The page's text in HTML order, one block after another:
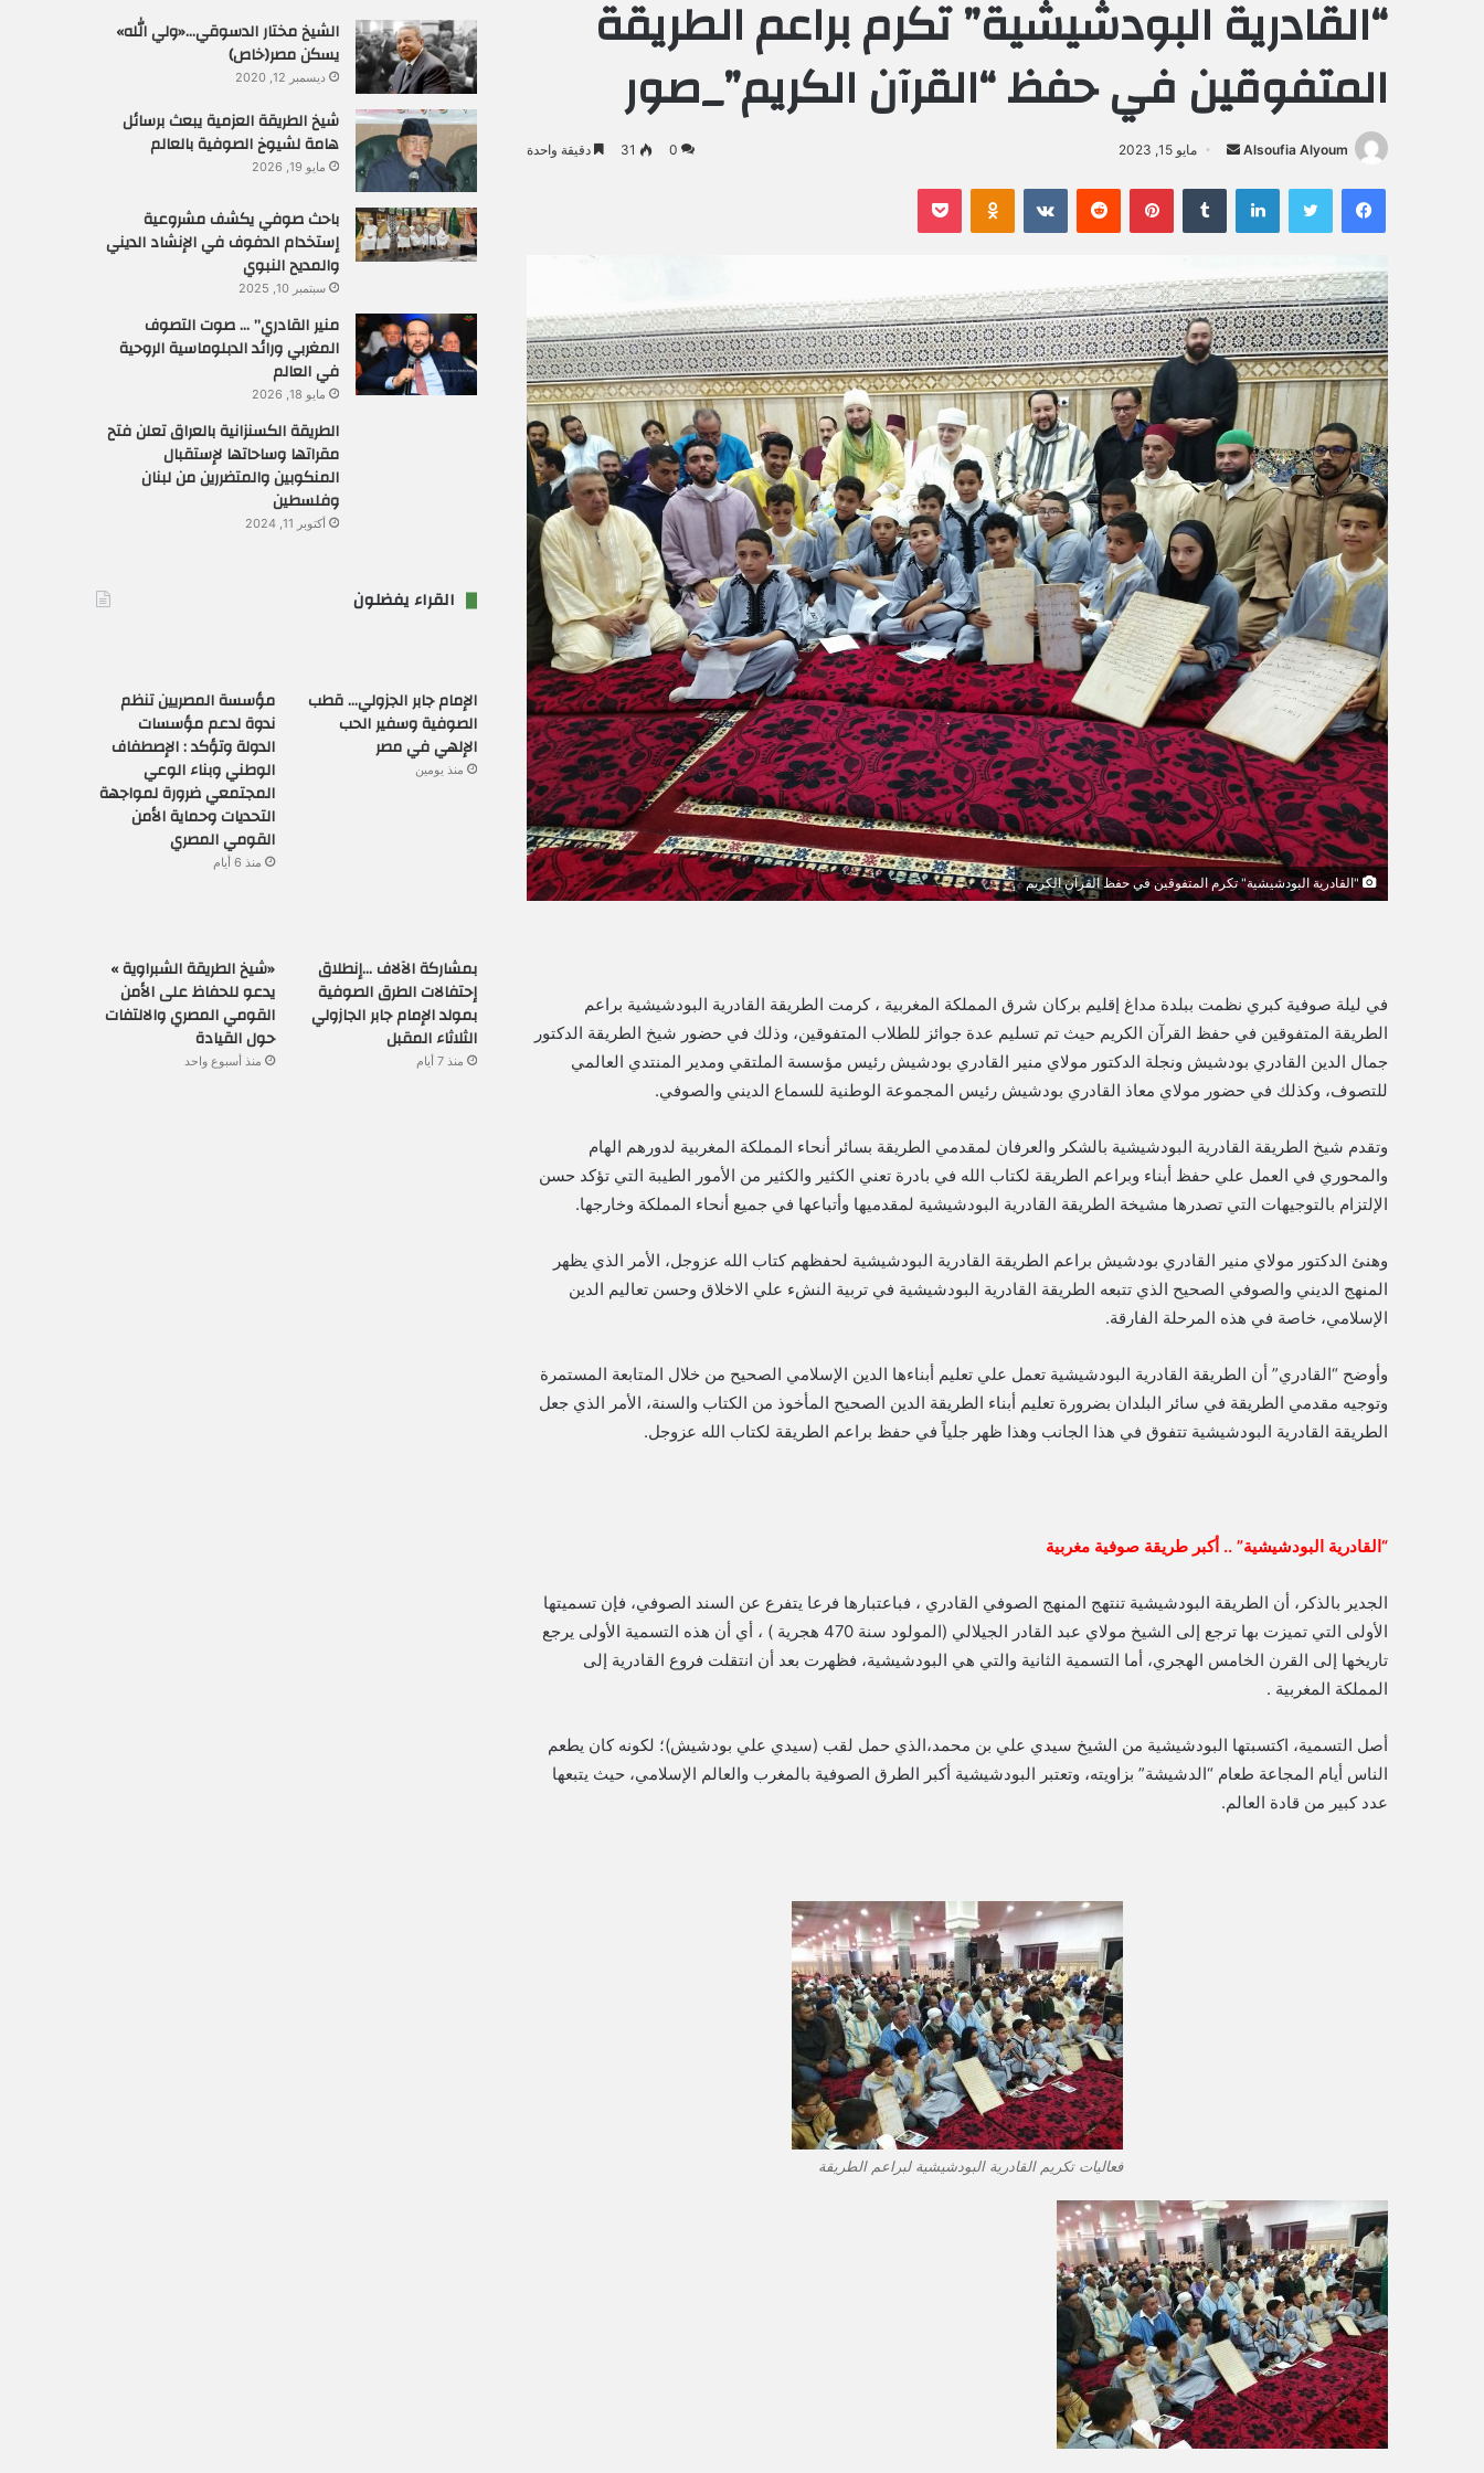
“القادرية البودشيشية” تكرم براعم الطريقة
المتفوقين في حفظ “القرآن الكريم”_صور
Alsoufia Alyoum
ل
ر
ي
د
ا
ك
ت
ر
و
ن
ي
ا
مايو 15, 2023 0
31 دقيقة واحدة
فيسبوك لينكدإن بينتيريست
"القادرية البودشيشية" تكرم المتفوقين في حفظ القرآن الكريم
في ليلة صوفية كبري نظمت ببلدة مداغ إقليم بركان شرق المملكة المغربية ، كرمت الطريقة القادرية البودشيشية براعم
الطريقة المتفوقين في حفظ القرآن الكريم حيث تم تسليم عدة جوائز للطلاب المتفوقين، وذلك في حضور شيخ الطريقة الدكتور
جمال الدين القادري بودشيش ونجلة الدكتور مولاي منير القادري بودشيش رئيس مؤسسة الملتقي ومدير المنتدي العالمي
للتصوف، وكذلك في حضور مولاي معاذ القادري بودشيش رئيس المجموعة الوطنية للسماع الديني والصوفي.
وتقدم شيخ الطريقة القادرية البودشيشية بالشكر والعرفان لمقدمي الطريقة بسائر أنحاء المملكة المغربية لدورهم الهام
والمحوري في العمل علي حفظ أبناء وبراعم الطريقة لكتاب الله في بادرة تعني الكثير والكثير من الأمور الطيبة التي تؤكد حسن
الإلتزام بالتوجيهات التي تصدرها مشيخة الطريقة القادرية البودشيشية لمقدميها وأتباعها في جميع أنحاء المملكة وخارجها.
وهنئ الدكتور مولاي منير القادري بودشيش براعم الطريقة القادرية البودشيشية لحفظهم كتاب الله عزوجل، الأمر الذي يظهر
المنهج الديني والصوفي الصحيح الذي تتبعه الطريقة القادرية البودشيشية في تربية النشء علي الاخلاق وحسن تعاليم الدين
الإسلامي، خاصة في هذه المرحلة الفارقة.
وأوضح “القادري” أن الطريقة القادرية البودشيشية تعمل علي تعليم أبناءها الدين الإسلامي الصحيح من خلال المتابعة المستمرة
وتوجيه مقدمي الطريقة في سائر البلدان بضرورة تعليم أبناء الطريقة الدين الصحيح المأخوذ من الكتاب والسنة، الأمر الذي جعل
الطريقة القادرية البودشيشية تتفوق في هذا الجانب وهذا ظهر جلياً في حفظ براعم الطريقة لكتاب الله عزوجل.
“القادرية البودشيشية” .. أكبر طريقة صوفية مغربية
الجدير بالذكر، أن الطريقة البودشيشية تنتهج المنهج الصوفي القادري ، فباعتبارها فرعا يتفرع عن السند الصوفي، فإن تسميتها
الأولى التي تميزت بها ترجع إلى الشيخ مولاي عبد القادر الجيلالي (المولود سنة 470 هجرية ) ، أي أن هذه التسمية الأولى يرجع
تاريخها إلى القرن الخامس الهجري، أما التسمية الثانية والتي هي البودشيشية، فظهرت بعد أن انتقلت فروع القادرية إلى
المملكة المغربية .
أصل التسمية، اكتسبتها البودشيشية من الشيخ سيدي علي بن محمد،الذي حمل لقب (سيدي علي بودشيش)؛ لكونه كان يطعم
الناس أيام المجاعة طعام “الدشيشة” بزاويته، وتعتبر البودشيشية أكبر الطرق الصوفية بالمغرب والعالم الإسلامي، حيث يتبعها
عدد كبير من قادة العالم.
فعاليات تكريم القادرية البودشيشية لبراعم الطريقة
الشيخ مختار الدسوقي…«ولي الله»
يسكن مصر(خاص)
ديسمبر 12, 2020
شيخ الطريقة العزمية يبعث برسائل
هامة لشيوخ الصوفية بالعالم
مايو 19, 2026
باحث صوفي يكشف مشروعية
إستخدام الدفوف في الإنشاد الديني
والمديح النبوي
سبتمبر 10, 2025
منير القادري” … صوت التصوف
المغربي ورائد الدبلوماسية الروحية
في العالم
مايو 18, 2026
الطريقة الكسنزانية بالعراق تعلن فتح
مقراتها وساحاتها لإستقبال
المنكوبين والمتضررين من لبنان
وفلسطين
أكتوبر 11, 2024
القراء يفضلون
الإمام جابر الجزولي… قطب
الصوفية وسفير الحب
الإلهي في مصر
منذ يومين
مؤسسة المصريين تنظم
ندوة لدعم مؤسسات
الدولة وتؤكد : الإصطفاف
الوطني وبناء الوعي
المجتمعي ضرورة لمواجهة
التحديات وحماية الأمن
القومي المصري
منذ 6 أيام
بمشاركة الآلاف …إنطلاق
إحتفالات الطرق الصوفية
بمولد الإمام جابر الجازولي
الثلاثاء المقبل
منذ 7 أيام
«شيخ الطريقة الشبراوية »
يدعو للحفاظ على الأمن
القومي المصري والالتفات
حول القيادة
منذ أسبوع واحد